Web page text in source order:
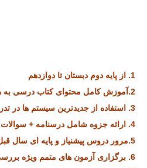
1. از پایه دوم دبستان تا دوازدهم
2.آموزش کامل محتوای کتاب درسی به همراه بیان تمام نکات
3. استفاده از جدیدترین سیستم ها در تدریس و یاددهی
4. ارائه جزوه شامل درسنامه + سوالات تشریحی + تست آموزشی
5.مرور دروس پیشنیاز و پایه ای سال قبل در کنار دروس سال جدید
6. برگزاری آزمون های متمم ویژه